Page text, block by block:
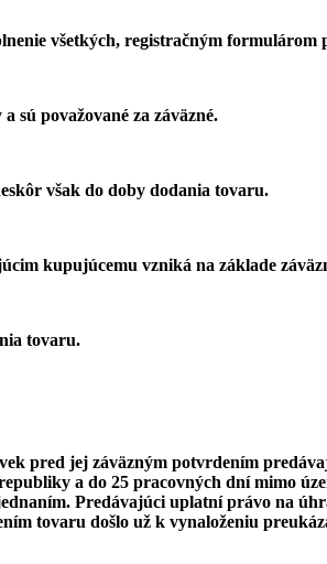
všetkých, registračným formulárom
sú považované za záväzné.
však do doby dodania tovaru.
kupujúcemu vzniká na základe
tovaru.
pred jej záväzným potvrdením
a do 25 pracovných dní mimo
Predávajúci uplatní právo na
tovaru došlo už k vynaloženiu